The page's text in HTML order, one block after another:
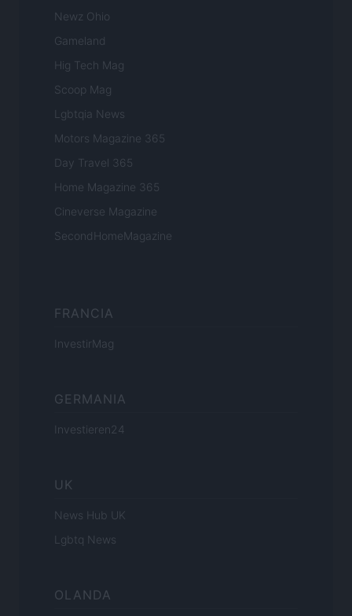
Newz Ohio
Gameland
Hig Tech Mag
Scoop Mag
Lgbtqia News
Motors Magazine 365
Day Travel 365
Home Magazine 365
Cineverse Magazine
SecondHomeMagazine
FRANCIA
InvestirMag
GERMANIA
Investieren24
UK
News Hub UK
Lgbtq News
OLANDA